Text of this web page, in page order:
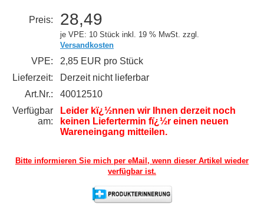
Preis: 28,49
je VPE: 10 Stück inkl. 19 % MwSt. zzgl.
Versandkosten
VPE:
2,85 EUR pro Stück
Lieferzeit:
Derzeit nicht lieferbar
Art.Nr.:
40012510
Verfügbar
am:
Leider kï¿½nnen wir Ihnen derzeit noch
keinen Liefertermin fï¿½r einen neuen
Wareneingang mitteilen.
Bitte informieren Sie mich per eMail, wenn dieser Artikel wieder
verfügbar ist.